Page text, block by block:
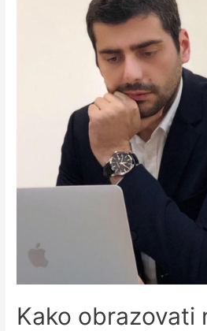
Kako obrazovati